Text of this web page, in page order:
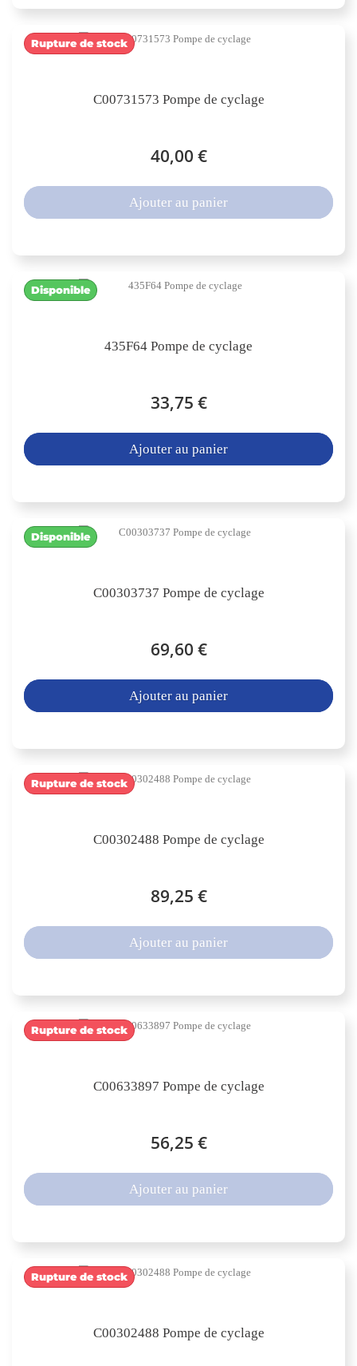
C00731573 Pompe de cyclage
40,00 €
Rupture de stock
Ajouter au panier
435F64 Pompe de cyclage
33,75 €
Disponible
Ajouter au panier
C00303737 Pompe de cyclage
69,60 €
Disponible
Ajouter au panier
C00302488 Pompe de cyclage
89,25 €
Rupture de stock
Ajouter au panier
C00633897 Pompe de cyclage
56,25 €
Rupture de stock
Ajouter au panier
C00302488 Pompe de cyclage
Rupture de stock